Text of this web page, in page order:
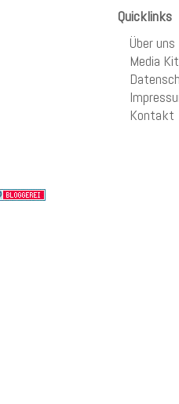
Quicklinks
Über uns
Media Kit
Kontakt